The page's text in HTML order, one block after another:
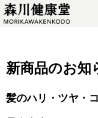
新商品のお知
髪のハリ・ツヤ・